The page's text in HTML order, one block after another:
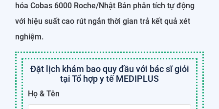
hóa Cobas 6000 Roche/Nhật Bản phân tích tự động
với hiệu suất cao rút ngắn thời gian trả kết quả xét
nghiệm.
Đặt lịch khám bao quy đầu với bác sĩ giỏi
tại Tổ hợp y tế MEDIPLUS
Họ & Tên